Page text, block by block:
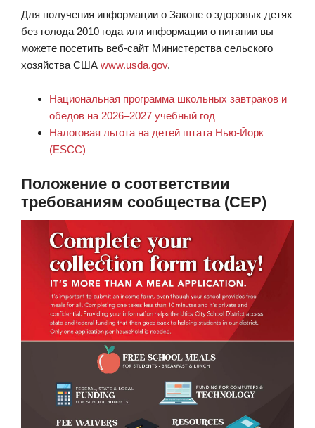
Для получения информации о Законе о здоровых детях
без голода 2010 года или информации о питании вы
можете посетить веб-сайт Министерства сельского
хозяйства США www.usda.gov.
Национальная программа школьных завтраков и
обедов на 2026–2027 учебный год
Налоговая льгота на детей штата Нью-Йорк
(ESCC)
Положение о соответствии
требованиям сообщества (CEP)